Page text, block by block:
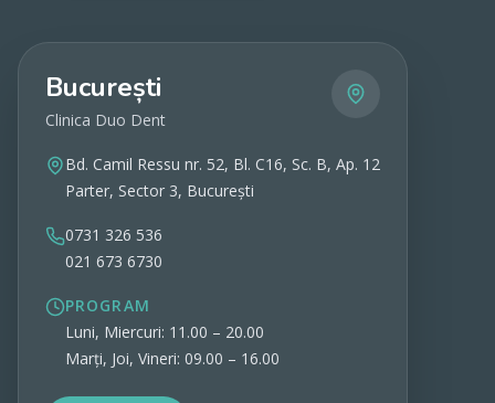
București
Clinica Duo Dent
Bd. Camil Ressu nr. 52, Bl. C16, Sc. B, Ap. 12
Parter, Sector 3, București
0731 326 536
021 673 6730
PROGRAM
Luni, Miercuri: 11.00 – 20.00
Marți, Joi, Vineri: 09.00 – 16.00